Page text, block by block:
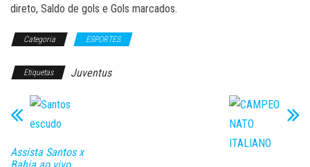
direto, Saldo de gols e Gols marcados.
Categoria ESPORTES
Etiquetas Juventus
Assista Santos x